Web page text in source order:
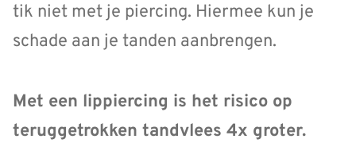
tik niet met je piercing. Hiermee kun je
schade aan je tanden aanbrengen.
Met een lippiercing is het risico op
teruggetrokken tandvlees 4x groter.